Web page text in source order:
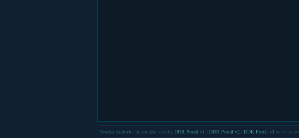
Trocha historie: Informační stránky DDR Portál v1 DDR Portál v2| DDR Portál v3na v4 se